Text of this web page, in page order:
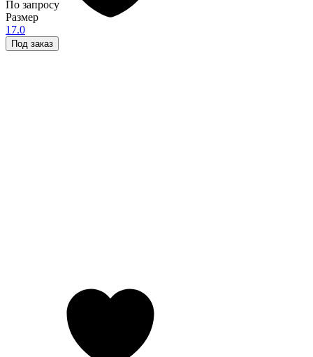
По запросу
Размер
17.0
Под заказ